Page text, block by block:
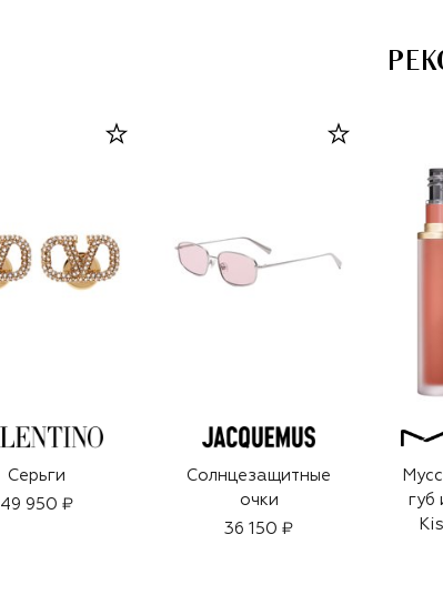
Серьги
49 950 ₽
Солнцезащитные
очки
36 150 ₽
губ